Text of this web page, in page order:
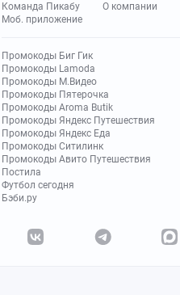
Команда Пикабу
Моб. приложение
О компании
Промокоды Биг Гик
Промокоды Lamoda
Промокоды М.Видео
Промокоды Пятерочка
Промокоды Aroma Butik
Промокоды Яндекс Путешествия
Промокоды Яндекс Еда
Промокоды Ситилинк
Промокоды Авито Путешествия
Постила
Футбол сегодня
Бэби.ру